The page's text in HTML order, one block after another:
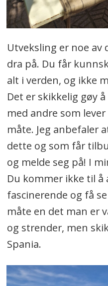
Utveksling er noe av
dra på. Du får
alt i verden, og ikke
Det er skikkelig gøy
med andre som
måte. Jeg anbefaler
dette og som får
og melde seg på! I
Du kommer ikke til å
fascinerende og få
måte en det man er
og strender, men
Spania.